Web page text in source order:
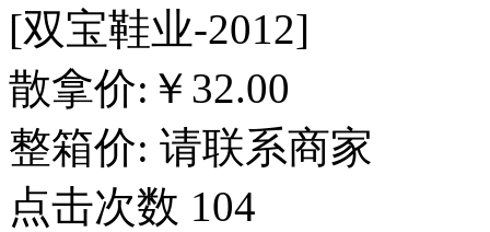
[双宝鞋业-2012]
散拿价: ￥ 32.00
整箱价: 请联系商家
点击次数 104